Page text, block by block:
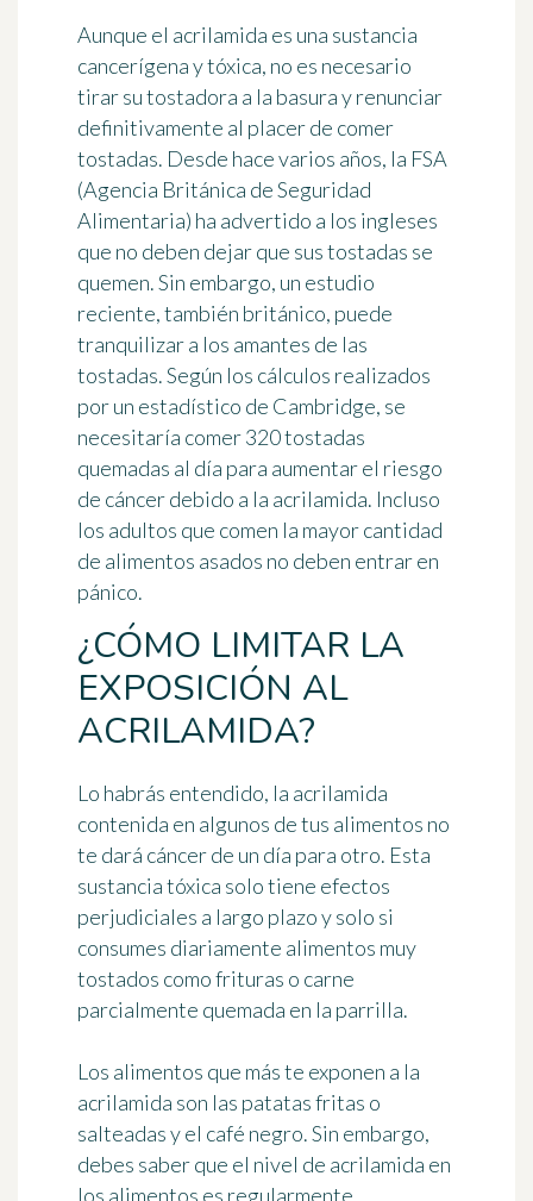
Aunque el acrilamida es una sustancia
cancerígena y tóxica, no es necesario
tirar su tostadora a la basura y renunciar
definitivamente al placer de comer
tostadas. Desde hace varios años, la FSA
(Agencia Británica de Seguridad
Alimentaria) ha advertido a los ingleses
que no deben dejar que sus tostadas se
quemen. Sin embargo, un estudio
reciente, también británico, puede
tranquilizar a los amantes de las
tostadas. Según los cálculos realizados
por un estadístico de Cambridge, se
necesitaría comer 320 tostadas
quemadas al día para aumentar el riesgo
de cáncer debido a la acrilamida. Incluso
los adultos que comen la mayor cantidad
de alimentos asados no deben entrar en
pánico.
¿CÓMO LIMITAR LA
EXPOSICIÓN AL
ACRILAMIDA?
Lo habrás entendido, la acrilamida
contenida en algunos de tus alimentos no
te dará cáncer de un día para otro. Esta
sustancia tóxica solo tiene efectos
perjudiciales a largo plazo ysolo si
consumes diariamente alimentos muy
tostados como frituras o carne
parcialmente quemada en la parrilla.
Los alimentos que más te exponen a la
acrilamida son las patatas fritas o
salteadas y el café negro. Sin embargo,
debes saber que el nivel de acrilamida en
los alimentos es regularmente